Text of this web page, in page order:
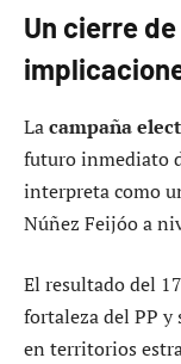
Un cierre
Lacampaña
futuro inmediato
interpreta como
Núñez Feijóo a
El resultado del
fortaleza del PP y
en territorios